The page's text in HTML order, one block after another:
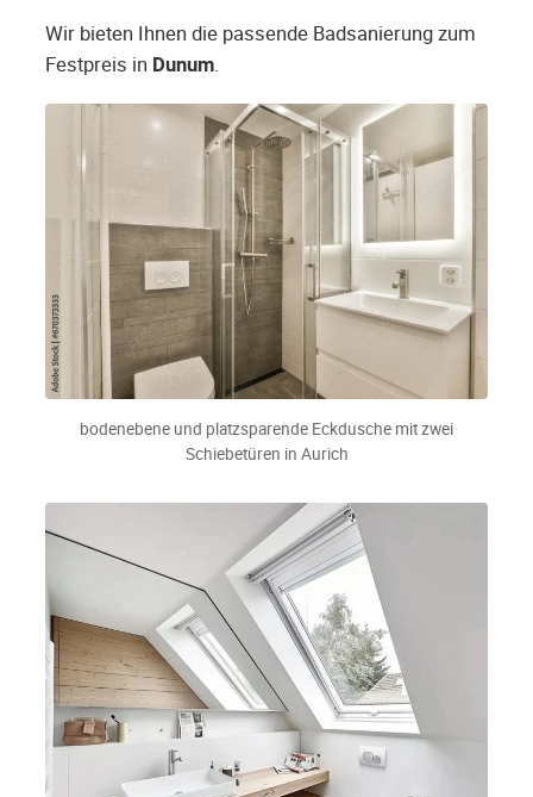
Wir bieten Ihnen die passende Badsanierung zum
Festpreis in Dunum.
bodenebene und platzsparende Eckdusche mit zwei
Schiebetüren in Aurich